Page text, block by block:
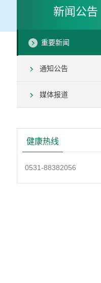
新闻公告
重要新闻
通知公告
媒体报道
健康热线
0531-88382056